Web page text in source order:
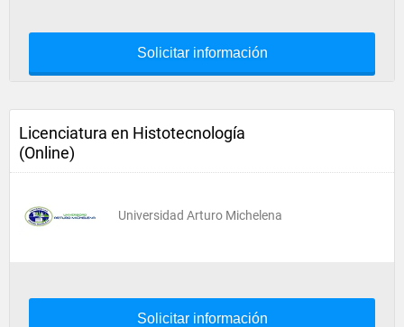
Solicitar información
Licenciatura en Histotecnología
(Online)
Universidad Arturo Michelena
Solicitar información